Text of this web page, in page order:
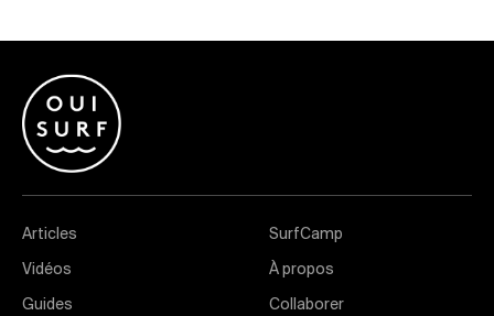
Articles
Vidéos
Guides
SurfCamp
À propos
Collaborer